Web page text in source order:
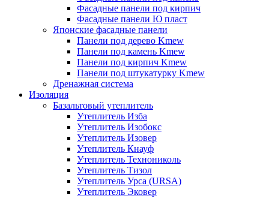
Фасадные панели под кирпич
Фасадные панели Ю пласт
Японские фасадные панели
Панели под дерево Kmew
Панели под камень Kmew
Панели под кирпич Kmew
Панели под штукатурку Kmew
Дренажная система
Изоляция
Базальтовый утеплитель
Утеплитель Изба
Утеплитель Изобокс
Утеплитель Изовер
Утеплитель Кнауф
Утеплитель Технониколь
Утеплитель Тизол
Утеплитель Урса (URSA)
Утеплитель Эковер